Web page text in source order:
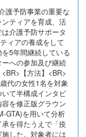
護予防事業の重要な
ティアを育成、活
介護予防サポータ
ィアの養成をして
5年間継続している
への参加及び継続
【方法】<BR>
代の女性1名を対象
て半構成インタビ
を修正版グラウン
GTA)を用いて分析
を得たうえで「疫
した。対象者には